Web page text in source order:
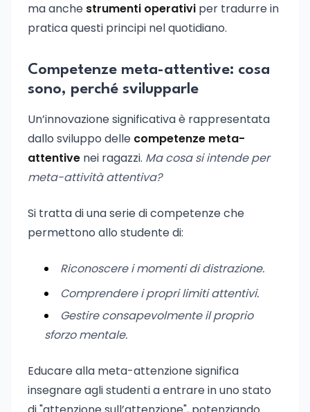
ma anche strumenti operativi per tradurre in
pratica questi principi nel quotidiano.
Competenze meta-attentive: cosa
sono, perché svilupparle
Un’innovazione significativa è rappresentata
dallo sviluppo delle competenze meta-
attentive nei ragazzi. Ma cosa si intende per
meta-attività attentiva?
Si tratta di una serie di competenze che
permettono allo studente di:
Riconoscere i momenti di distrazione.
Comprendere i propri limiti attentivi.
Gestire consapevolmente il proprio
sforzo mentale.
Educare alla meta-attenzione significa
insegnare agli studenti a entrare in uno stato